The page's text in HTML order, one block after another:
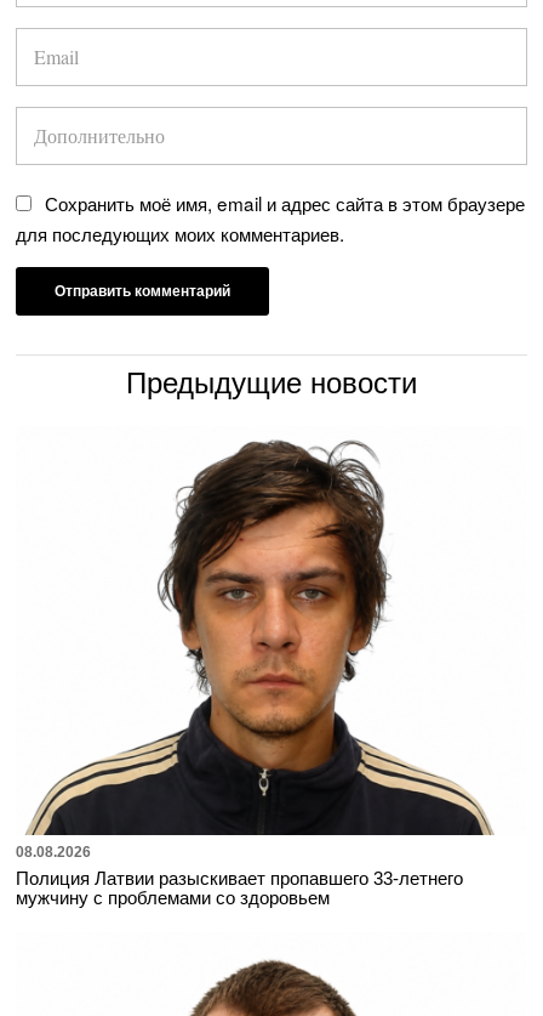
Сохранить моё имя, email и адрес сайта в этом браузере
для последующих моих комментариев.
Предыдущие новости
08.08.2026
Полиция Латвии разыскивает пропавшего 33-летнего
мужчину с проблемами со здоровьем